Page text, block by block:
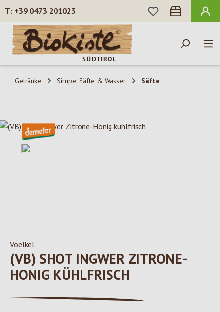
Zum Hauptinhalt springen
+39 0473 201023
DU HAST 0
Getränke Sirupe, Säfte & Wasser Säfte
Bildergalerie überspringen
Voelkel
(VB) SHOT INGWER ZITRONE-
HONIG KÜHLFRISCH